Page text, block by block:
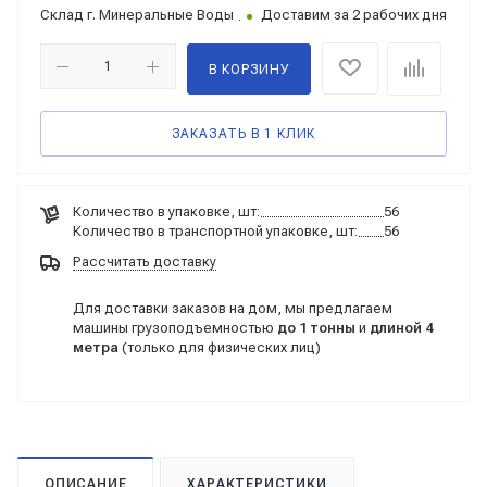
Склад г. Минеральные Воды Доставим за 2 рабочих дня
В КОРЗИНУ
ЗАКАЗАТЬ В 1 КЛИК
Количество в упаковке, шт:
56
Количество в транспортной упаковке, шт:
56
Рассчитать доставку
Для доставки заказов на дом, мы предлагаем
машины грузоподъемностью до 1 тонны и длиной 4
метра (только для физических лиц)
ОПИСАНИЕ ХАРАКТЕРИСТИКИ